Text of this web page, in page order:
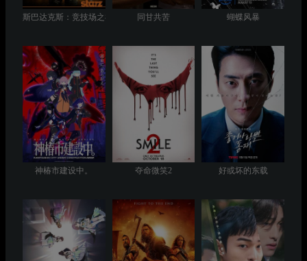
斯巴达克斯：竞技场之神 同甘共苦 蝴蝶风暴
神椿市建设中。 夺命微笑2 好或坏的东载